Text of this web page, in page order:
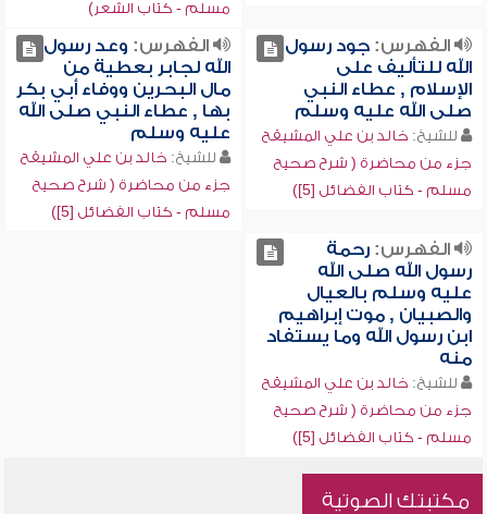
مسلم - كتاب الشعر)
الفهرس:جود رسول
الله للتأليف على
الإسلام , عطاء النبي
صلى الله عليه وسلم
للشيخ: خالد بن علي المشيقح
جزء من محاضرة ( شرح صحيح
مسلم - كتاب الفضائل [5])
الفهرس: وعد رسول
الله لجابر بعطية من
مال البحرين ووفاء أبي بكر
بها , عطاء النبي صلى الله
عليه وسلم
للشيخ: خالد بن علي المشيقح
جزء من محاضرة ( شرح صحيح
مسلم - كتاب الفضائل [5])
الفهرس:رحمة
رسول الله صلى الله
عليه وسلم بالعيال
والصبيان , موت إبراهيم
ابن رسول الله وما يستفاد
منه
للشيخ: خالد بن علي المشيقح
جزء من محاضرة ( شرح صحيح
مسلم - كتاب الفضائل [5])
مكتبتك الصوتية